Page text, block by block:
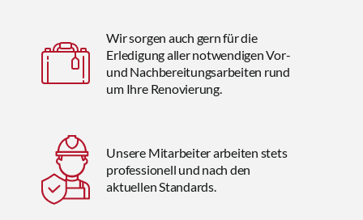
Wir sorgen auch gern für die
Erledigung aller notwendigen Vor-
und Nachbereitungsarbeiten rund
um Ihre Renovierung.
Unsere Mitarbeiter arbeiten stets
professionell und nach den
aktuellen Standards.